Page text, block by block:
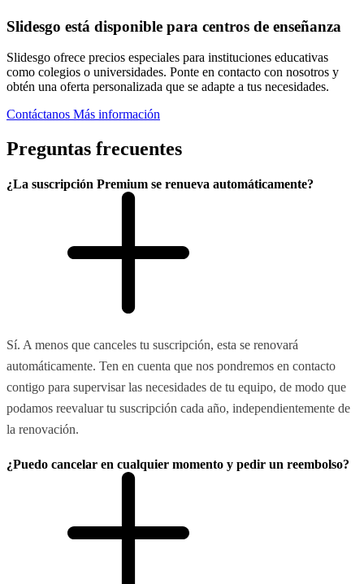
Slidesgo está disponible para centros de enseñanza
Slidesgo ofrece precios especiales para instituciones educativas
como colegios o universidades. Ponte en contacto con nosotros y
obtén una oferta personalizada que se adapte a tus necesidades.
Contáctanos Más información
Preguntas frecuentes
¿La suscripción Premium se renueva automáticamente?
Sí. A menos que canceles tu suscripción, esta se renovará
automáticamente. Ten en cuenta que nos pondremos en contacto
contigo para supervisar las necesidades de tu equipo, de modo que
podamos reevaluar tu suscripción cada año, independientemente de
la renovación.
¿Puedo cancelar en cualquier momento y pedir un reembolso?